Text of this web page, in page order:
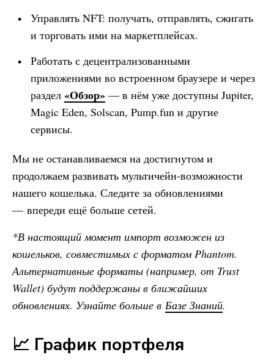
Управлять NFT: получать, отправлять, сжигать
и торговать ими на маркетплейсах.
Работать с децентрализованными
приложениями во встроенном браузере и через
раздел «Обзор» — в нём уже доступны Jupiter,
Magic Eden, Solscan, Pump.fun и другие
сервисы.
Мы не останавливаемся на достигнутом и
продолжаем развивать мультичейн-возможности
нашего кошелька. Следите за обновлениями
— впереди ещё больше сетей.
*В настоящий момент импорт возможен из
кошельков, совместимых с форматом Phantom.
Альтернативные форматы (например, от Trust
Wallet) будут поддержаны в ближайших
обновлениях. Узнайте больше в Базе Знаний.
📈 График портфеля